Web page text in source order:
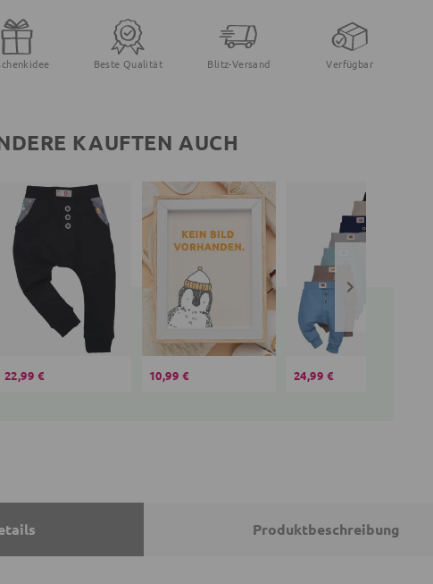
Beste Qualität Blitz-Versand Verfügbar
KAUFTEN AUCH
22,99 € 10,99 € 24,99 €
Produktbeschreibung